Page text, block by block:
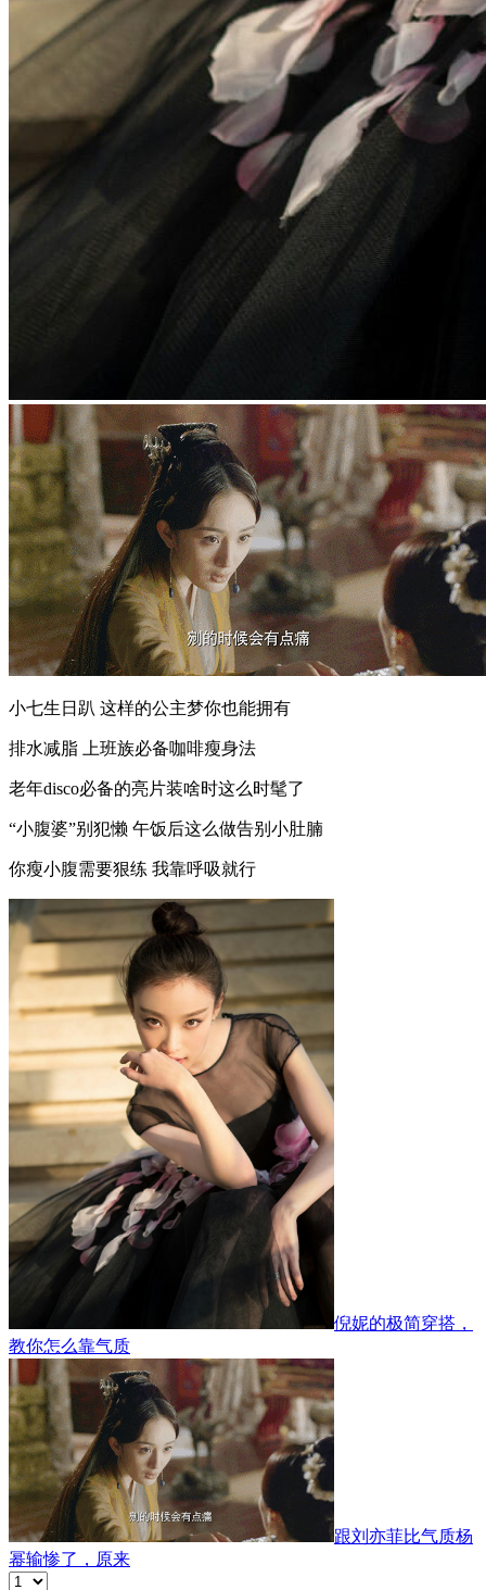
小七生日趴 这样的公主梦你也能拥有
排水减脂 上班族必备咖啡瘦身法
老年disco必备的亮片装啥时这么时髦了
“小腹婆”别犯懒 午饭后这么做告别小肚腩
你瘦小腹需要狠练 我靠呼吸就行
倪妮的极简穿搭，
教你怎么靠气质
跟刘亦菲比气质杨
幂输惨了，原来